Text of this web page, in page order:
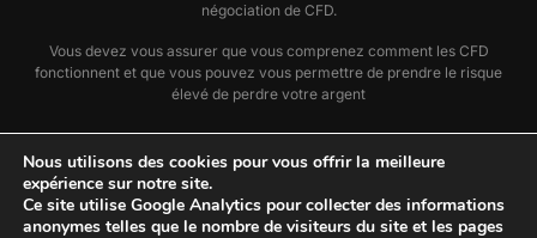
négociation de CFD.
Vous devez vous assurer que vous comprenez comment les CFD
fonctionnent et que vous pouvez vous permettre de prendre le risque
élevé de perdre votre argent
🗞️ Nous suivre sur Google Actualité
📣 Utiliser notre flux RSS actu
📣 Utiliser notre flux RSS dossier
Nous utilisons des cookies pour vous offrir la meilleure
expérience sur notre site.
Ce site utilise Google Analytics pour collecter des informations
anonymes telles que le nombre de visiteurs du site et les pages